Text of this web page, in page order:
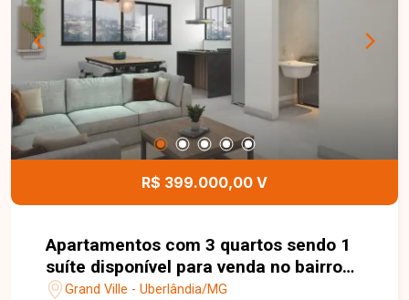
R$ 399.000,00 V
Apartamentos com 3 quartos sendo 1
suíte disponível para venda no bairro
Grand Ville em Uberlândia-MG
Grand Ville - Uberlândia/MG